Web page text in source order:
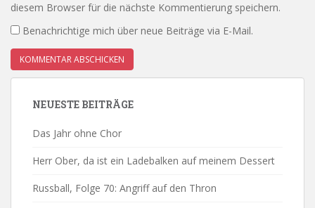
diesem Browser für die nächste Kommentierung speichern.
Benachrichtige mich über neue Beiträge via E-Mail.
NEUESTE BEITRÄGE
Das Jahr ohne Chor
Herr Ober, da ist ein Ladebalken auf meinem Dessert
Russball, Folge 70: Angriff auf den Thron